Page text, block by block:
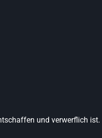
und verwerflich ist.